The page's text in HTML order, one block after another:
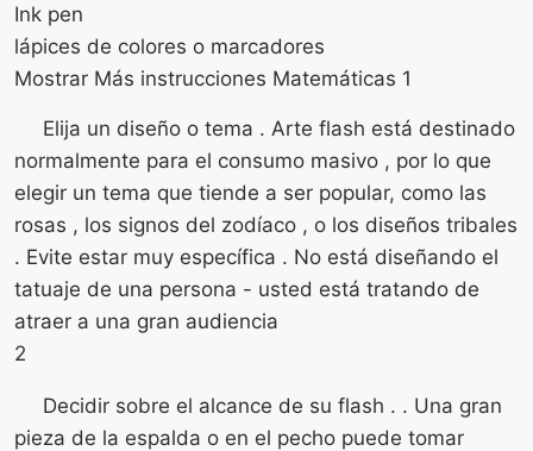
Ink pen
lápices de colores o marcadores
Mostrar Más instrucciones Matemáticas 1
Elija un diseño o tema . Arte flash está destinado
normalmente para el consumo masivo , por lo que
elegir un tema que tiende a ser popular, como las
rosas , los signos del zodíaco , o los diseños tribales
. Evite estar muy específica . No está diseñando el
tatuaje de una persona - usted está tratando de
atraer a una gran audiencia
2
Decidir sobre el alcance de su flash . . Una gran
pieza de la espalda o en el pecho puede tomar